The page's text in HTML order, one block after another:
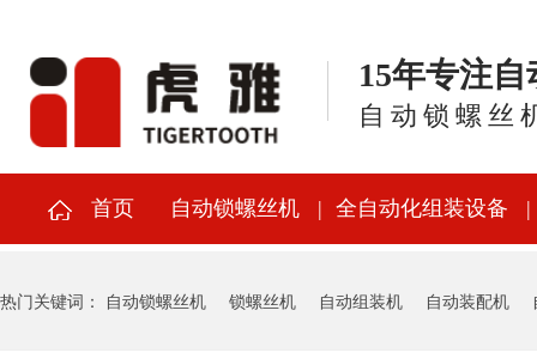
15年专注
自动锁螺丝
首页 自动锁螺丝机 全自动化组装设备
热门关键词： 自动锁螺丝机 锁螺丝机 自动组装机 自动装配机